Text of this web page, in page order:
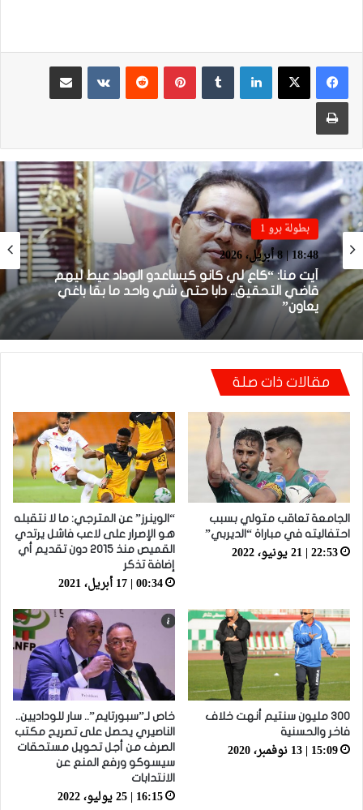
لينكدإن بينتيريست
مشاركة عبر البريد
طباعة
بطولة برو 1
18:48 | 8 أبريل، 2026
أيت منا: “كاع لي كانو كيساعدو الوداد عيط ليهم
قاضي التحقيق.. دابا حتى شي واحد ما بقا باغي
بطولة برو 1
22:23 | 6 أبريل، 2026
توالي النتائج السلبية يلاحق الوداد الرياضي بعد
تعادل جديد أمام الدفاع الحسني الجديدي
مقالات ذات صلة
الجامعة تعاقب متولي بسبب
احتفاليته في مباراة “الديربي”
22:53 | 21 يونيو، 2022
“الوينرز” عن المترجي: ما لا نتقبله
هو الإصرار على لاعب فاشل يرتدي
القميص منذ 2015 دون تقديم أي
إضافة تذكر
00:34 | 17 أبريل، 2021
300 مليون سنتيم أنهت خلاف
فاخر والحسنية
15:09 | 13 نوفمبر، 2020
خاص لـ”سبورتايم”.. سار للوداديين..
الناصيري يحصل على تصريح مكتب
الصرف من أجل تحويل مستحقات
سيسوكو ورفع المنع عن
الانتدابات
16:15 | 25 يوليو، 2022